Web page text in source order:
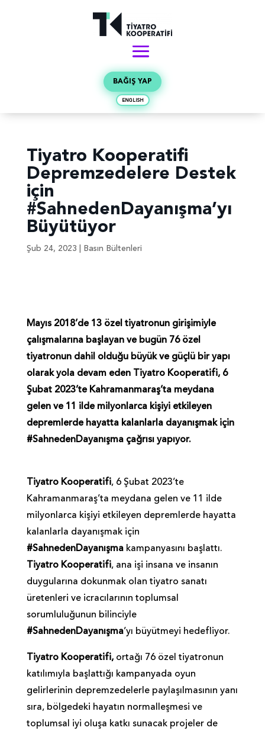
BAĞIŞ YAP
ENGLISH
Tiyatro Kooperatifi
Depremzedelere Destek
için
#SahnedenDayanışma’yı
Büyütüyor
Şub 24, 2023 Basın Bültenleri
Mayıs 2018’de 13 özel tiyatronun girişimiyle
çalışmalarına başlayan ve bugün 76 özel
tiyatronun dahil olduğu büyük ve güçlü bir yapı
olarak yola devam eden Tiyatro Kooperatifi, 6
Şubat 2023’te Kahramanmaraş’ta meydana
gelen ve 11 ilde milyonlarca kişiyi etkileyen
depremlerde hayatta kalanlarla dayanışmak için
#SahnedenDayanışma çağrısı yapıyor.
Tiyatro Kooperatifi, 6 Şubat 2023’te
Kahramanmaraş’ta meydana gelen ve 11 ilde
milyonlarca kişiyi etkileyen depremlerde hayatta
kalanlarla dayanışmak için
#SahnedenDayanışmakampanyasını başlattı.
Tiyatro Kooperatifi, ana işi insana ve insanın
duygularına dokunmak olan tiyatro sanatı
üretenleri ve icracılarının toplumsal
sorumluluğunun bilinciyle
#SahnedenDayanışma’yı büyütmeyi hedefliyor.
Tiyatro Kooperatifi,ortağı 76 özel tiyatronun
katılımıyla başlattığı kampanyada oyun
gelirlerinin depremzedelerle paylaşılmasının yanı
sıra, bölgedeki hayatın normalleşmesi ve
toplumsal iyi oluşa katkı sunacak projeler de